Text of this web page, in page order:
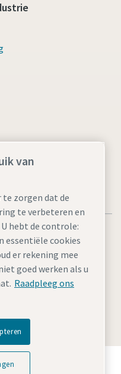
BV
technologie mogelijk
van
te zorgen dat de
te verbeteren en
hebt de controle:
essentiële cookies
er rekening mee
goed werken als u
Raadpleeg ons